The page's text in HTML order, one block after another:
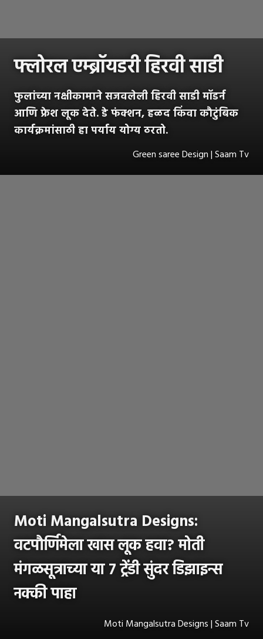
फ्लोरल एम्ब्रॉयडरी हिरवी साडी
फुलांच्या नक्षीकामाने सजवलेली हिरवी साडी मॉडर्न
आणि फ्रेश लूक देते. डे फंक्शन, हळद किंवा कौटुंबिक
कार्यक्रमांसाठी हा पर्याय योग्य ठरतो.
Green saree Design | Saam Tv
Moti Mangalsutra Designs:
वटपौर्णिमेला खास लूक हवा? मोती
मंगळसूत्राच्या या 7 ट्रेंडी सुंदर डिझाइन्स
नक्की पाहा
Moti Mangalsutra Designs | Saam Tv